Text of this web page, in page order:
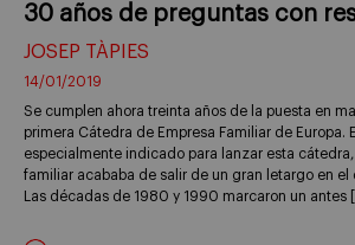
30 años de preguntas con
JOSEP TÀPIES
14/01/2019
Se cumplen ahora treinta años de la puesta en
primera Cátedra de Empresa Familiar de Europa.
especialmente indicado para lanzar esta cátedra,
familiar acababa de salir de un gran letargo en el
Las décadas de 1980 y 1990 marcaron un antes